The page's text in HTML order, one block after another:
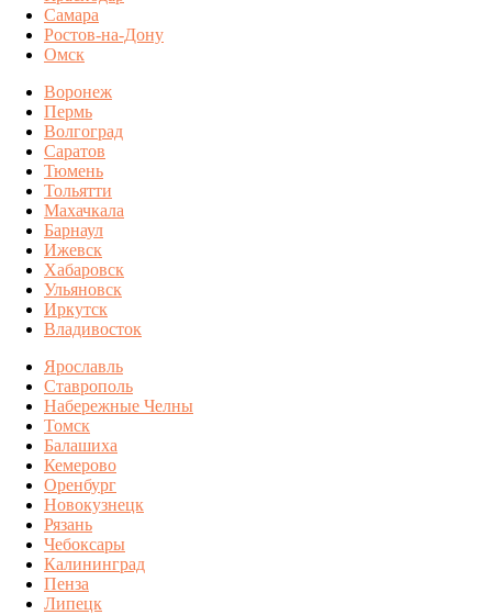
Самара
Ростов-на-Дону
Омск
Воронеж
Пермь
Волгоград
Саратов
Тюмень
Тольятти
Махачкала
Барнаул
Ижевск
Хабаровск
Ульяновск
Иркутск
Владивосток
Ярославль
Ставрополь
Набережные Челны
Томск
Балашиха
Кемерово
Оренбург
Новокузнецк
Рязань
Чебоксары
Калининград
Пенза
Липецк